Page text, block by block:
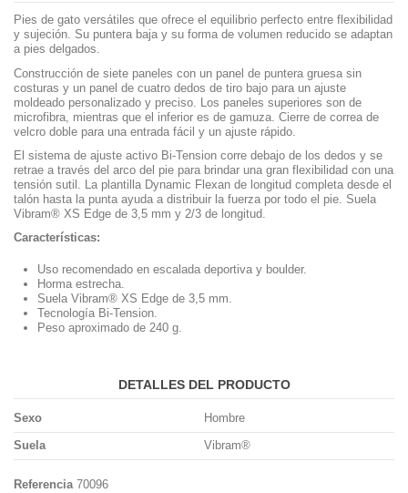
Pies de gato versátiles que ofrece el equilibrio perfecto entre flexibilidad
y sujeción. Su puntera baja y su forma de volumen reducido se adaptan
a pies delgados.
Construcción de siete paneles con un panel de puntera gruesa sin
costuras y un panel de cuatro dedos de tiro bajo para un ajuste
moldeado personalizado y preciso. Los paneles superiores son de
microfibra, mientras que el inferior es de gamuza. Cierre de correa de
velcro doble para una entrada fácil y un ajuste rápido.
El sistema de ajuste activo Bi-Tension corre debajo de los dedos y se
retrae a través del arco del pie para brindar una gran flexibilidad con una
tensión sutil. La plantilla Dynamic Flexan de longitud completa desde el
talón hasta la punta ayuda a distribuir la fuerza por todo el pie. Suela
Vibram® XS Edge de 3,5 mm y 2/3 de longitud.
Características:
Uso recomendado en escalada deportiva y boulder.
Horma estrecha.
Suela Vibram® XS Edge de 3,5 mm.
Tecnología Bi-Tension.
Peso aproximado de 240 g.
DETALLES DEL PRODUCTO
Sexo
Hombre
Suela
Vibram®
Referencia 70096